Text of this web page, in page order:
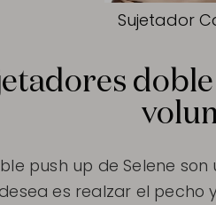
Sujetador
push up de Selene
es realzar el